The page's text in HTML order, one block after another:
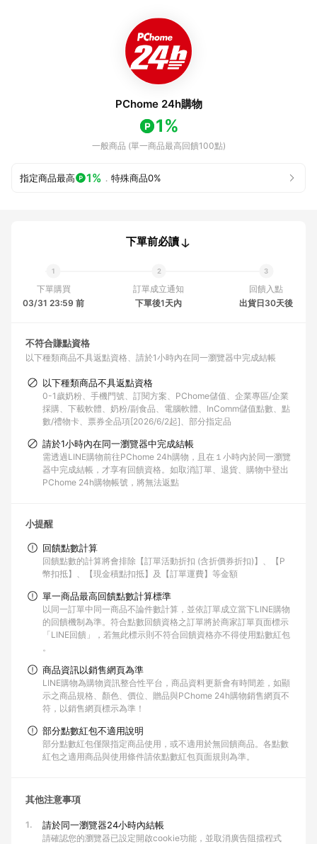
PChome 24h購物
1%
一般商品 (單一商品最高回饋100點)
指定商品最高 1% ． 特殊商品0%
下單前必讀
下單購買
03/31 23:59 前
訂單成立通知
下單後1天內
回饋入點
出貨日30天後
不符合賺點資格
以下種類商品不具返點資格 請於1小時內在同一瀏覽器中完成結帳
以下種類商品不具返點資格
0-1歲奶粉、手機門號、訂閱方案、PChome儲值、企業專區/企業
採購、下載軟體、奶粉/副食品、電腦軟體、InComm儲值點數、點
數/禮物卡、票券全品項[2026/6/2起]、部分指定品
請於1小時內在同一瀏覽器中完成結帳
需透過LINE購物前往PChome 24h購物，且在１小時內於同一瀏覽
器中完成結帳，才享有回饋資格。如取消訂單、退貨、購物中登出
PChome 24h購物帳號，將無法返點
小提醒
回饋點數計算
回饋點數的計算將會排除【訂單活動折扣 (含折價券折扣)】、【P
幣扣抵】、【現金積點扣抵】及【訂單運費】等金額
單一商品最高回饋點數計算標準
以同一訂單中同一商品不論件數計算，並依訂單成立當下LINE購物
的回饋機制為準。符合點數回饋資格之訂單將於商家訂單頁面標示
「LINE回饋」，若無此標示則不符合回饋資格亦不得使用點數紅包
。
商品資訊以銷售網頁為準
LINE購物為購物資訊整合性平台，商品資料更新會有時間差，如顯
示之商品規格、顏色、價位、贈品與PChome 24h購物銷售網頁不
符，以銷售網頁標示為準！
部分點數紅包不適用說明
部分點數紅包僅限指定商品使用，或不適用於無回饋商品。各點數
紅包之適用商品與使用條件請依點數紅包頁面規則為準。
其他注意事項
1. 請於同一瀏覽器24小時內結帳
請確認您的瀏覽器已設定開啟cookie功能，並取消廣告阻擋程式